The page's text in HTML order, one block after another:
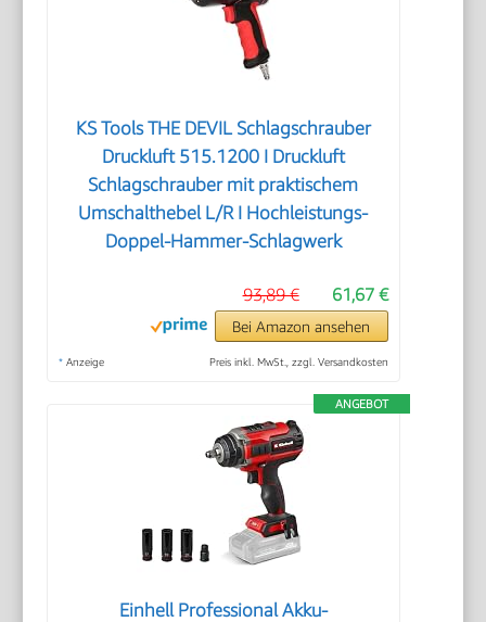
KS Tools THE DEVIL Schlagschrauber
Druckluft 515.1200 I Druckluft
Schlagschrauber mit praktischem
Umschalthebel L/R I Hochleistungs-
Doppel-Hammer-Schlagwerk
61,67 €
93,89 €
Bei Amazon ansehen
* Anzeige Preis inkl. MwSt., zzgl. Versandkosten
ANGEBOT
Einhell Professional Akku-